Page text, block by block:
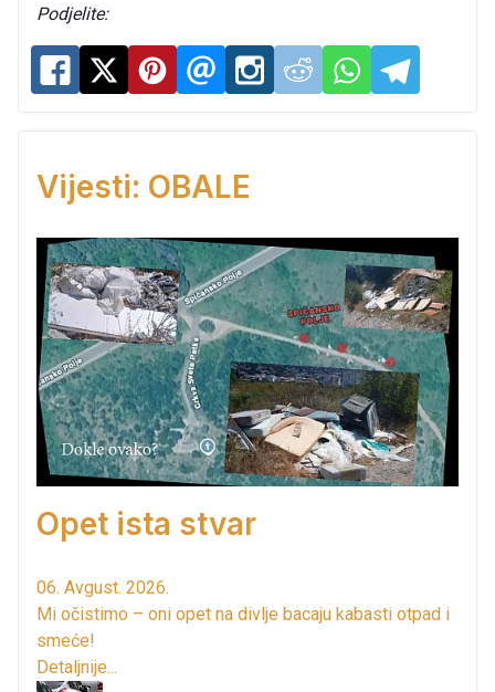
Podjelite:
Vijesti: OBALE
Opet ista stvar
06. Avgust. 2026.
Mi očistimo – oni opet na divlje bacaju kabasti otpad i
smeće!
Detaljnije...